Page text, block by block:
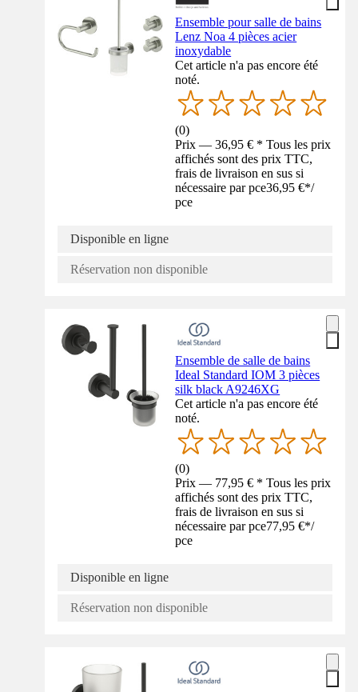
Ensemble pour salle de bains
Lenz Noa 4 pièces acier
inoxydable
Cet article n'a pas encore été
noté.
(0)
Prix — 36,95 € * Tous les prix
affichés sont des prix TTC,
frais de livraison en sus si
nécessaire par pce36,95 €*/
pce
Disponible en ligne
Réservation non disponible
Ensemble de salle de bains
Ideal Standard IOM 3 pièces
silk black A9246XG
Cet article n'a pas encore été
noté.
(0)
Prix — 77,95 € * Tous les prix
affichés sont des prix TTC,
frais de livraison en sus si
nécessaire par pce77,95 €*/
pce
Disponible en ligne
Réservation non disponible